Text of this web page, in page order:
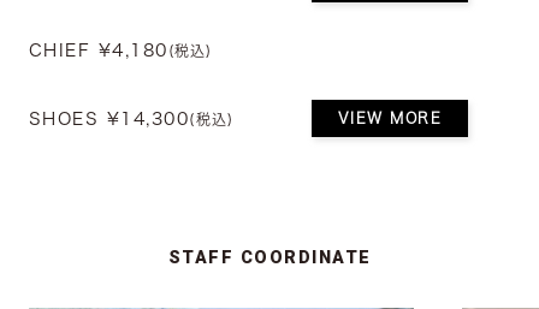
CHIEF ¥4,180 (税込)
SHOES ¥14,300(税込) VIEW MORE
STAFF COORDINATE